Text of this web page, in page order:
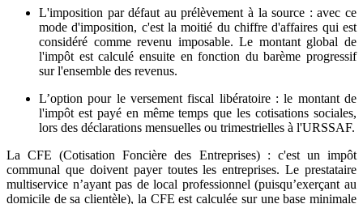
L'imposition par défaut au prélèvement à la source : avec ce
mode d'imposition, c'est la moitié du chiffre d'affaires qui est
considéré comme revenu imposable. Le montant global de
l'impôt est calculé ensuite en fonction du barème progressif
sur l'ensemble des revenus.
L’option pour le versement fiscal libératoire : le montant de
l'impôt est payé en même temps que les cotisations sociales,
lors des déclarations mensuelles ou trimestrielles à l'URSSAF.
La CFE (Cotisation Foncière des Entreprises) : c'est un impôt
communal que doivent payer toutes les entreprises. Le prestataire
multiservice n’ayant pas de local professionnel (puisqu’exerçant au
domicile de sa clientèle), la CFE est calculée sur une base minimale